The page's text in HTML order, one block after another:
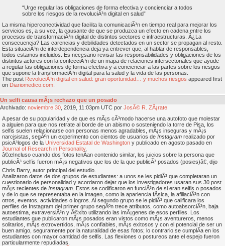
“Urge regular las obligaciones de forma efectiva y concienciar a todos
sobre los riesgos de la revoluciÃ³n digital en salud”
La misma hiperconectividad que facilita la comunicaciÃ³n en tiempo real para mejorar los
servicios es, a su vez, la causante de que se produzca un efecto en cadena entre los
procesos de transformaciÃ³n digital de distintos sectores e infraestructuras. Â¿La
consecuencia? Las carencias y debilidades detectados en un sector se propagan al resto.
Esta situaciÃ³n de interdependencia deja ya entrever que, al hablar de responsables,
todos estamos incluidos. Es necesario revisar las responsabilidades y obligaciones de los
distintos actores con la confecciÃ³n de un mapa de relaciones intersectoriales que ayude
a regular las obligaciones de forma efectiva y a concienciar a las partes sobre los riesgos
que supone la transformaciÃ³n digital para la salud y la vida de las personas.
The post RevoluciÃ³n digital en salud: gran oportunidad… y muchos riesgos appeared first
on Diariomedico.com
Un selfi causa mÃ¡s rechazo que un posado
Archivado: noviembre 30 , 2019, 11:03pm UTC por JosÃ© R. ZÃ¡rate
A pesar de su popularidad y de que es mÃ¡s cÃ³modo hacerse una autofoto que molestar
a alguien para que nos retrate al borde de un abismo o sosteniendo la torre de Pisa, los
selfis suelen relacionarse con personas menos agradables, mÃ¡s inseguras y mÃ¡s
narcisistas, segÃºn un experimento con cientos de usuarios de Instagram realizado por
psicÃ³logos de la Universidad Estatal de Washington y publicado en agosto pasado en
Journal of Research in Personality.
â€œIncluso cuando dos fotos tenÃ­an contenido similar, los juicios sobre la persona que
publicÃ³ selfis fueron mÃ¡s negativos que los de la que publicÃ³ posados (posies)â€, dijo
Chris Barry, autor principal del estudio.
Analizaron datos de dos grupos de estudiantes: a unos se les pidiÃ³ que completaran un
cuestionario de personalidad y acordaron dejar que los investigadores usaran sus 30 post
mÃ¡s recientes de Instagram . Estos se codificaron en funciÃ³n de si eran selfis o posados
y de lo que se representaba en la imagen, como la apariencia fÃ­sica, la afiliaciÃ³n con
otros, eventos, actividades o logros. Al segundo grupo se le pidiÃ³ que calificara los
perfiles de Instagram del primer grupo segÃºn trece atributos, como autoabsorciÃ³n, baja
autoestima, extraversiÃ³n y Ã©xito utilizando las imÃ¡genes de esos perfiles. Los
estudiantes que publicaron mÃ¡s posados eran vistos como mÃ¡s aventureros, menos
solitarios, mÃ¡s extrovertidos, mÃ¡s confiables, mÃ¡s exitosos y con el potencial de ser un
buen amigo, seguramente por la naturalidad de esas fotos; lo contrario se cumplÃ­a en los
estudiantes con mayor cantidad de selfis. Las flexiones o postureos ante el espejo fueron
particularmente repudiadas.